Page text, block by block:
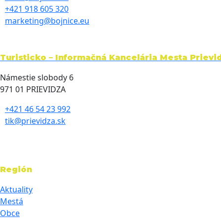
+421 918 605 320
marketing@bojnice.eu
Turisticko – Informačná Kancelária Mesta
Námestie slobody 6
971 01 PRIEVIDZA
+421 46 54 23 992
tik@prievidza.sk
Región
Aktuality
Mestá
Obce